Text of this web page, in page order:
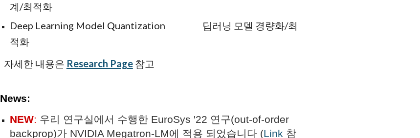
계/최적화
Deep Learning Model Quantization
딥러닝 모델 경량화/최
적화
자세한 내용은 Research Page참고
News:
NEW: 우리 연구실에서 수행한 EuroSys '22 연구(out-of-order
backprop)가 NVIDIA Megatron-LM에 적용 되었습니다 (Link 참